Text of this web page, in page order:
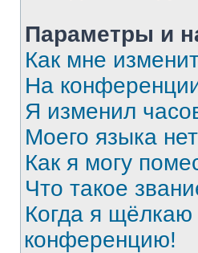
Параметры и
Как мне
На
Я изменил
Моего языка
Как я могу
Что такое
Когда я щёлкаю
конференцию!